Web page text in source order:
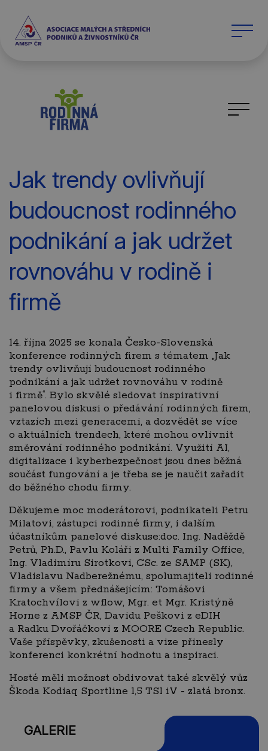
Jak trendy ovlivňují
budoucnost rodinného
podnikání a jak udržet
rovnováhu v rodině i
firmě
14. října 2025 se konala Česko-Slovenská
konference rodinných firem s tématem „Jak
trendy ovlivňují budoucnost rodinného
podnikání a jak udržet rovnováhu v rodině
i firmě“. Bylo skvělé sledovat inspirativní
panelovou diskusi o předávání rodinných firem,
vztazích mezi generacemi, a dozvědět se více
o aktuálních trendech, které mohou ovlivnit
směrování rodinného podnikání. Využití AI,
digitalizace i kyberbezpečnost jsou dnes běžná
součást fungování a je třeba se je naučit zařadit
do běžného chodu firmy.
Děkujeme moc moderátorovi, podnikateli Petru
Milatovi, zástupci rodinné firmy, i dalším
účastníkům panelové diskuse:doc. Ing. Naděždě
Petrů, Ph.D., Pavlu Koláři z Multi Family Office,
Ing. Vladimíru Sirotkovi, CSc. ze SAMP (SK),
Vladislavu Nadberežnému, spolumajiteli rodinné
firmy a všem přednášejícím: Tomášovi
Kratochvílovi z wflow, Mgr. et Mgr. Kristýně
Horne z AMSP ČR, Davidu Peškovi z eDIH
a Radku Dvořáčkovi z MOORE Czech Republic.
Vaše příspěvky, zkušenosti a vize přinesly
konferenci konkrétní hodnotu a inspiraci.
Hosté měli možnost obdivovat také skvělý vůz
Škoda Kodiaq Sportline 1,5 TSI iV - zlatá bronx.
GALERIE